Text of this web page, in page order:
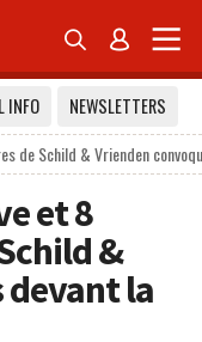
 
INFO
NEWSLETTERS
de Schild & Vrienden
et 8
&
devant la